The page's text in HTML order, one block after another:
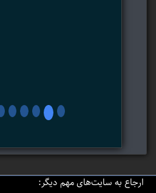
ارجاع به سایت‌های مهم دیگر: